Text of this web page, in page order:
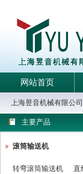
网站首页
上海昱音机械有限公
主要产品
滚筒输送机
转弯滚筒输送机
直